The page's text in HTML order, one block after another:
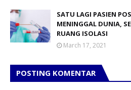
SATU LAGI PASIEN
MENINGGAL DUNIA,
RUANG ISOLASI
March 17, 2021
POSTING KOMENTAR